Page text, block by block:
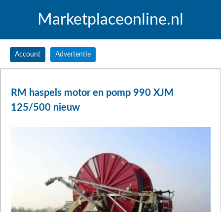
Marketplaceonline.nl
Account Advertentie
RM haspels motor en pomp 990 XJM
125/500 nieuw